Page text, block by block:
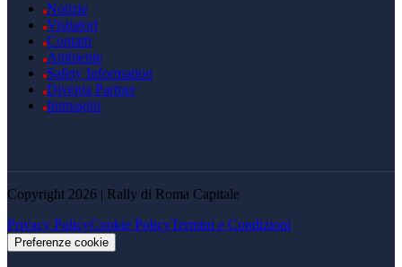
Notizie
Visitatori
Contatti
Ambiente
Safety Information
Diventa Partner
Immagini
Copyright 2026 | Rally di Roma Capitale
Privacy PolicyCookie PolicyTermini e Condizioni
Preferenze cookie